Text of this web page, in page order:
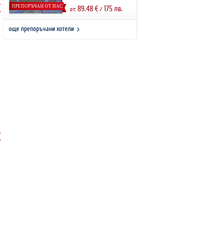
ПРЕПОРЪЧАН ОТ НАС от: 89.48€/ 175 лв.
още препоръчани хотели